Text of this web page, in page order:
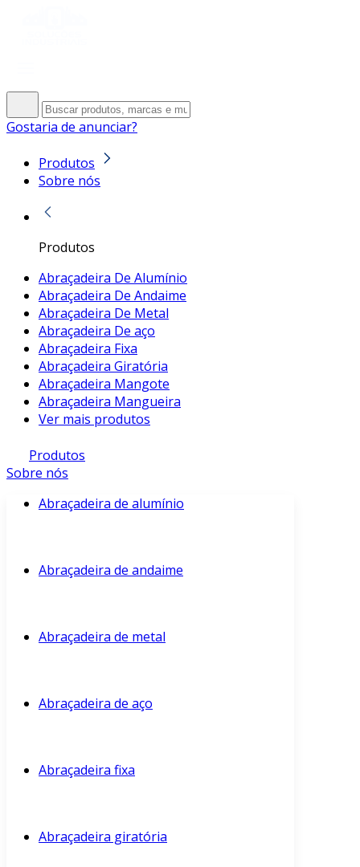
Gostaria de anunciar?
Produtos
Sobre nós
Produtos
Abraçadeira De Alumínio
Abraçadeira De Andaime
Abraçadeira De Metal
Abraçadeira De aço
Abraçadeira Fixa
Abraçadeira Giratória
Abraçadeira Mangote
Abraçadeira Mangueira
Ver mais produtos
Produtos
Sobre nós
Abraçadeira de alumínio
Abraçadeira de andaime
Abraçadeira de metal
Abraçadeira de aço
Abraçadeira fixa
Abraçadeira giratória